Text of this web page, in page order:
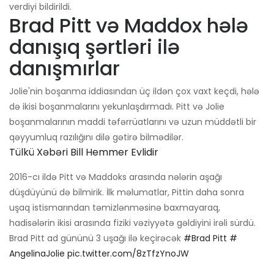
verdiyi bildirildi.
Brad Pitt və Maddox hələ
danışıq şərtləri ilə
danışmırlar
Jolie'nin boşanma iddiasından üç ildən çox vaxt keçdi, hələ
də ikisi boşanmalarını yekunlaşdırmadı. Pitt və Jolie
boşanmalarının maddi təfərrüatlarını və uzun müddətli bir
qəyyumluq razılığını dilə gətirə bilmədilər.
Tülkü Xəbəri Bill Hemmer Evlidir
2016-cı ildə Pitt və Maddoks arasında nələrin aşağı
düşdüyünü də bilmirik. İlk məlumatlar, Pittin daha sonra
uşaq istismarından təmizlənməsinə baxmayaraq,
hadisələrin ikisi arasında fiziki vəziyyətə gəldiyini irəli sürdü.
Brad Pitt ad gününü 3 uşağı ilə keçirəcək #Brad Pitt #
AngelinaJolie pic.twitter.com/8zTfzYnoJW